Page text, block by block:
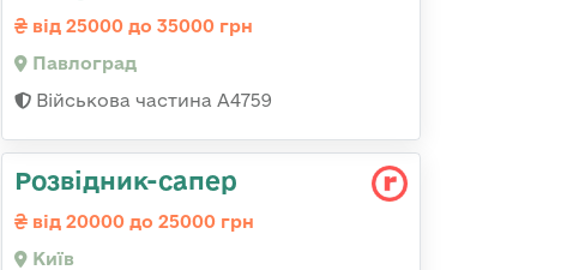
від 25000 до 35000 грн
Павлоград
Військова частина А4759
Розвідник-сапер
від 20000 до 25000 грн
Київ